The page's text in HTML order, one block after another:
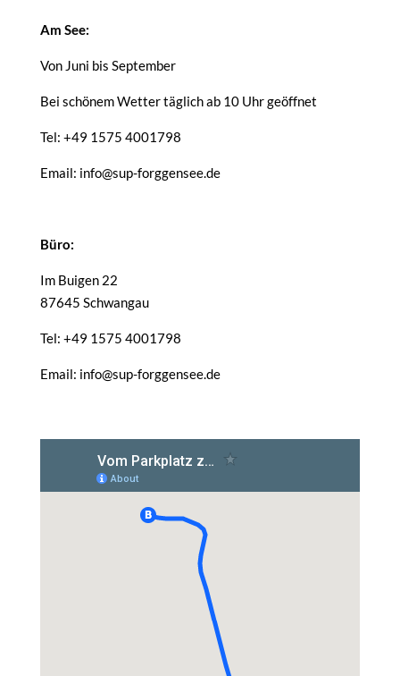
Am See:
Von Juni bis September
Bei schönem Wetter täglich ab 10 Uhr geöffnet
Tel: +49 1575 4001798
Email: info@sup-forggensee.de
Büro:
Im Buigen 22
87645 Schwangau
Tel: +49 1575 4001798
Email: info@sup-forggensee.de